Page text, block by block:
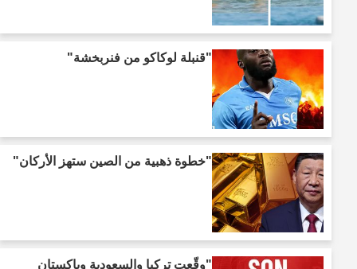
"قنبلة لوكاكو من فنربخشة"
"خطوة ذهبية من الصين ستهز الأركان"
"وقّعت تركيا والسعودية وباكستان